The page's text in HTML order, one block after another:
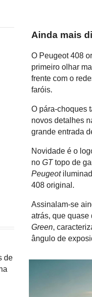
Ainda mais
O Peugeot 408
primeiro olhar
frente com o
faróis.
O pára-choques
novos detalhes
grande entrada
Novidade é o
noGTtopo de
Peugeot
408 original.
Assinalam-se
atrás, que
Green,
ângulo de
de